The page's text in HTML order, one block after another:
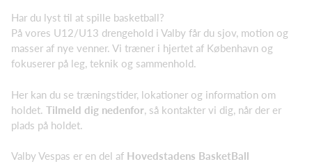
Har du lyst til at spille basketball?
På vores U12/U13 drengehold i Valby får du sjov, motion og
masser af nye venner. Vi træner i hjertet af København og
fokuserer på leg, teknik og sammenhold.
Her kan du se træningstider, lokationer og information om
holdet. Tilmeld dig nedenfor , så kontakter vi dig, når der er
plads på holdet.
Valby Vespas er en del af Hovedstadens BasketBall